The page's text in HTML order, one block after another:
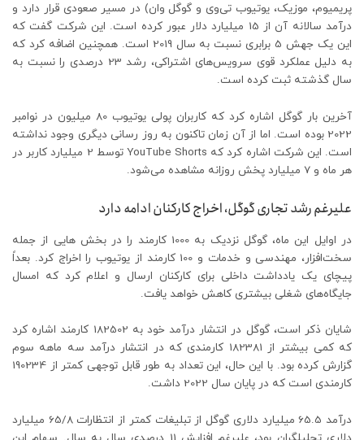
پریمیوم، موزیک، یوتیوب تی‌وی و گوگل وان) در مسیر صعودی قرار دارد و
درآمد سالانه آن از 15 میلیارد دلار عبور کرده است. این شرکت گفت که
این یک جهش 5 برابری نسبت به سال 2019 است. همچنین اضافه کرد که
به دلیل عملکرد قوی سرویس‌های اشتراکی، رشد 23 درصدی را نسبت به
سال گذشته ثبت کرده است.
آخرین بار گوگل اشاره کرد که کاربران پولی یوتیوب 80 میلیون در نوامبر
2022 بوده است. اما از آن زمان تاکنون به روز رسانی دیگری وجود نداشته
است. این شرکت اشاره کرد که YouTube Shorts توسط 2 میلیارد کاربر در
هر ماه و 7 میلیارد پخش روزانه مشاهده می‌شود.
علیرغم رشد تجاری گوگل، اخراج کارکنان ادامه دارد
در اوایل این ماه، گوگل نزدیک به 1000 کارمند را در بخش هایی از جمله
سخت‌افزار، مهندسی و خدمات و 100 کارمند از یوتیوب را اخراج کرد. بعداً
پیچای یک یادداشت داخلی برای کارکنان ارسال و اعلام کرد که امسال
جایگاه‌های شغلی بیشتری کاهش خواهد یافت.
شایان ذکر است، گوگل در انتشار درآمد خود به 182502 کارمند اشاره کرد
که کمی بیشتر از 182381 کارمندی که در انتشار درآمد سه ماهه سوم
گزارش کرده بود. با این حال، این تعداد به طور قابل توجهی کمتر از 190234
کارمندی است که در پایان سال 2022 داشت.
درآمد 65.5 میلیارد دلاری گوگل از تبلیغات کمتر از انتظارات 65/8 میلیارد